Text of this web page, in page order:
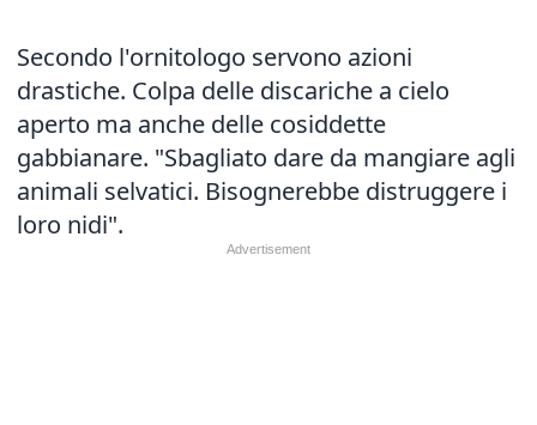
Secondo l'ornitologo servono azioni
drastiche. Colpa delle discariche a cielo
aperto ma anche delle cosiddette
gabbianare. "Sbagliato dare da mangiare agli
animali selvatici. Bisognerebbe distruggere i
loro nidi".